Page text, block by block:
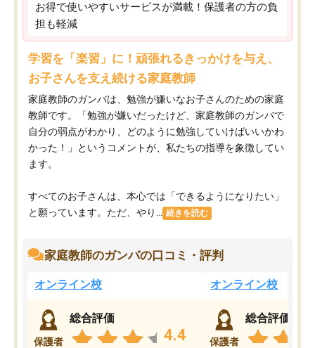
お得で使いやすいサービスが満載！保護者の方の負
担も軽減
学習を「楽習」に！頑張れるきっかけを与え、
お子さんを支え続ける家庭教師
家庭教師のガンバは、勉強が嫌いなお子さんのための家庭
教師です。「勉強が嫌いだったけど、家庭教師のガンバで
自分の弱点がわかり、どのように勉強していけばいいかわ
かった！」というコメントが、私たちの指導を象徴してい
ます。
すべてのお子さんは、本心では「できるようになりたい」
と願っています。ただ、やり...
続きを読む
家庭教師のガンバの口コミ・評判
オンライン校
保護者
総合評価
4.4
オンライン校
保護者
総合評価